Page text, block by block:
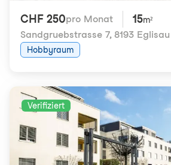
CHF 250pro Monat 15m²
Sandgruebstrasse 7, 8193 Eglisau
Hobbyraum
Verifiziert